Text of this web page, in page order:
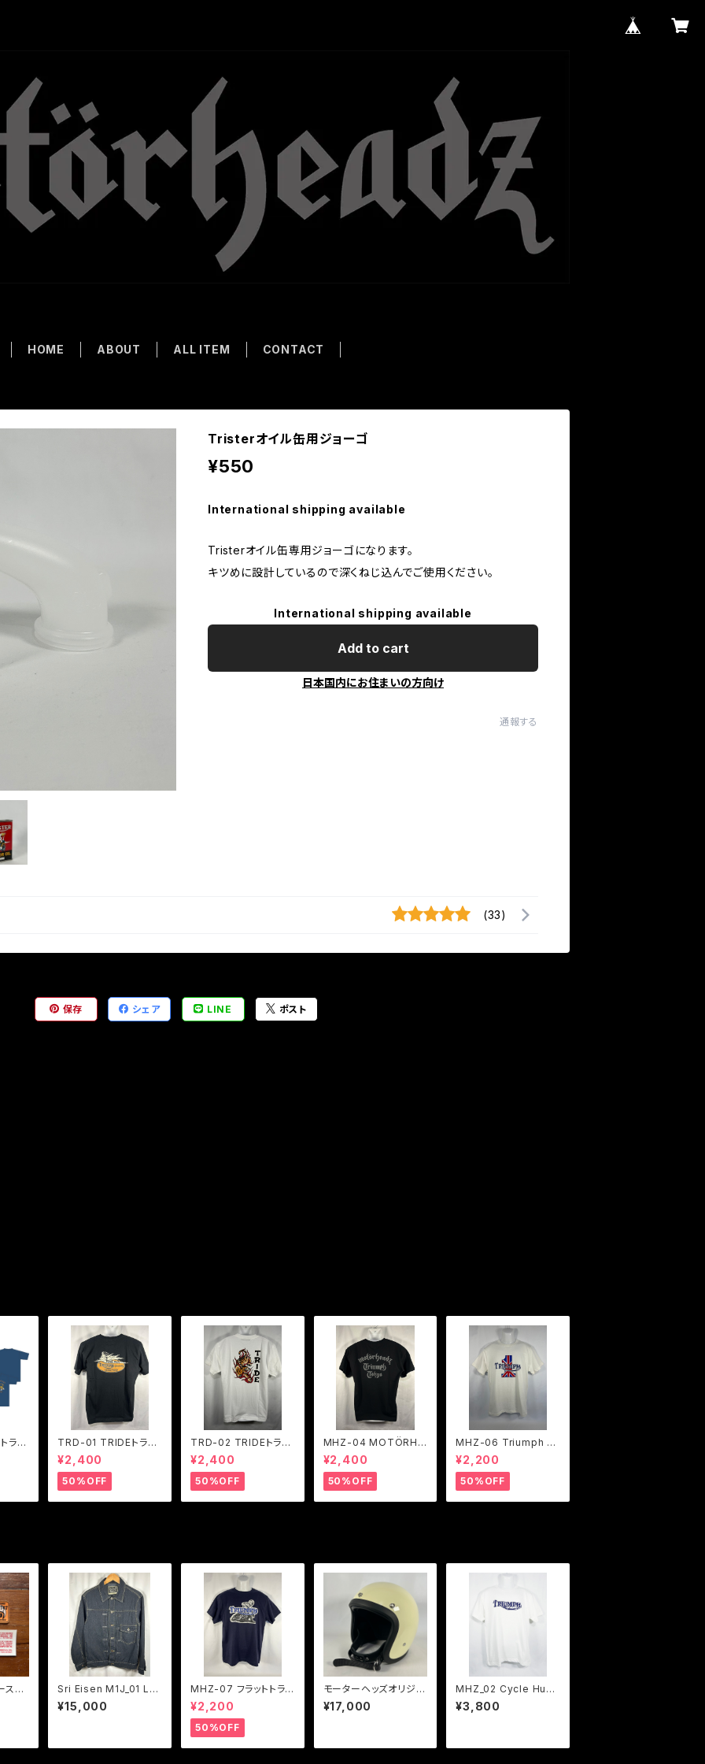
HOME ABOUT ALL ITEM CONTACT
Tristerオイル缶用ジョーゴ
¥550
International shipping available
Tristerオイル缶専用ジョーゴになります。
キツめに設計しているので深くねじ込んでご使用ください。
International shipping available
Add to cart
日本国内にお住まいの方向け
通報する
(33)
保存 シェア LINE ポスト
ライ
TRD-01 TRIDEトライ
ド Thunderbird Girl
ポケットTシャツ ２色展
開
¥2,400
50%OFF
TRD-02 TRIDEトライ
ド Tattoo TIGER ポケ
ットTシャツ ２色展開
¥2,400
50%OFF
MHZ-04 MOTÖRHE
ADZ TRIUMPH ロゴ
ポケットTシャツ ２色展
開
¥2,400
50%OFF
MHZ-06 Triumph N
o.1 ロゴTシャツ 1色展
開
¥2,200
50%OFF
ステ
Sri Eisen M1J_01 LE
VI'S Tバックファースト
風ジャケット
¥15,000
MHZ-07 フラットトラッ
クレーサーTシャツ ２色
展開
¥2,200
50%OFF
モーターヘッズオリジナ
ル500TXモデルオフホ
ワイト ダブルストラッ
¥17,000
MHZ_02 Cycle Hub
Triumph Logo サイク
ル・ハブ、トライアンフロ
¥3,800